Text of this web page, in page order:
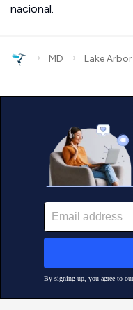
nacional.
› MD › Lake Arbor